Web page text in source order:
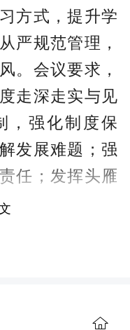
方式，提升学
严规范管理，
。会议要求，
走深走实与见
，强化制度保
发展难题；强
任；发挥头雁